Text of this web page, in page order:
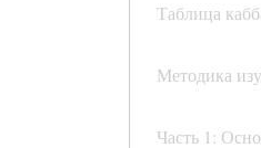
Таблица
Методика
Часть 1: